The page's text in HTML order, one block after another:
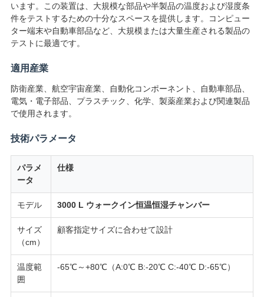
し
な
さ
い
ュ
ス
引
用
を
います。この装置は、大規模な部品や半製品の温度および湿度条
件をテストするための十分なスペースを提供します。コンピュー
ター端末や自動車部品など、大規模または大量生産される製品の
テストに最適です。
適用産業
防衛産業、航空宇宙産業、自動化コンポーネント、自動車部品、
電気・電子部品、プラスチック、化学、製薬産業および関連製品
で使用されます。
技術パラメータ
パラメ
ータ
仕様
モデル 3000 L ウォークイン恒温恒湿チャンバー
サイズ
（cm）
顧客指定サイズに合わせて設計
温度範
囲
-65℃～+80℃（A:0℃ B:-20℃ C:-40℃ D:-65℃）